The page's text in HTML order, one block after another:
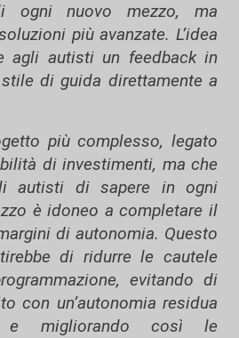
ogni nuovo mezzo, ma
più avanzate. L’idea
agli autisti un feedback in
di guida direttamente a
più complesso, legato
di investimenti, ma che
autisti di sapere in ogni
è idoneo a completare il
di autonomia. Questo
di ridurre le cautele
evitando di
con un’autonomia residua
e migliorando così le